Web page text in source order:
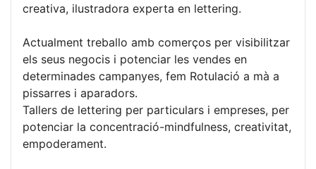
creativa, ilustradora experta en lettering.
Actualment treballo amb comerços per visibilitzar
els seus negocis i potenciar les vendes en
determinades campanyes, fem Rotulació a mà a
pissarres i aparadors.
Tallers de lettering per particulars i empreses, per
potenciar la concentració-mindfulness, creativitat,
empoderament.